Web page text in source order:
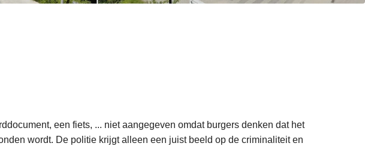
een fiets, ... niet aangegeven omdat burgers denken dat het
wordt. De politie krijgt alleen een juist beeld op de criminaliteit en